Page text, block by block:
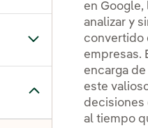
en Google,
analizar y
convertido
empresas.
encarga
este
decisiones
al tiempo
Alternar el submenú